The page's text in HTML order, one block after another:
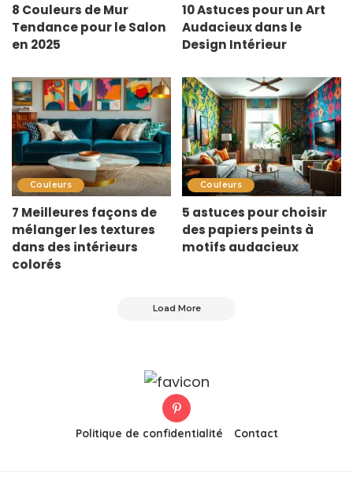
8 Couleurs de Mur
Tendance pour le Salon
en 2025
10 Astuces pour un Art
Audacieux dans le
Design Intérieur
Couleurs
7 Meilleures façons de
mélanger les textures
dans des intérieurs
colorés
Couleurs
5 astuces pour choisir
des papiers peints à
motifs audacieux
Load More
Politique de confidentialité Contact